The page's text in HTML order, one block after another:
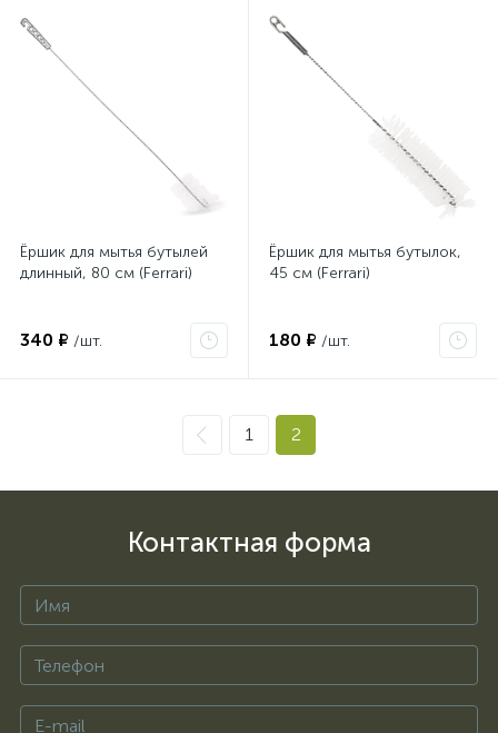
Ёршик для мытья бутылей
длинный, 80 см (Ferrari)
340 ₽ /шт.
Ёршик для мытья бутылок,
45 см (Ferrari)
180 ₽ /шт.
1 2
Контактная форма